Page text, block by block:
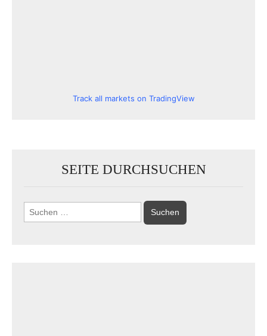
Track all markets on TradingView
SEITE DURCHSUCHEN
Suchen
nach: